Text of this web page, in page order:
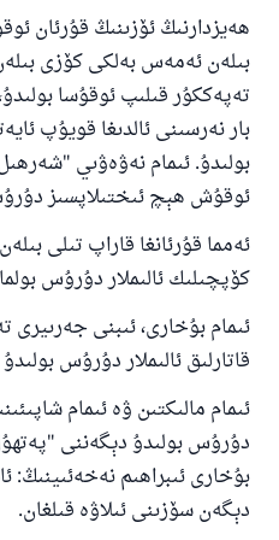
ھەيزدارنىڭ ئۆزىنىڭ قۇرئان
بىلەن ئەمەس بەلكى كۆزى
تەپەككۇر قىلىپ ئوقۇسا
بار نەرسىنى ئالدىغا قويۇپ
بولىدۇ. ئىمام نەۋەۋىي
ئوقۇش ھېچ ئىختىلاپسىز
ئەمما قۇرئانغا قاراپ تىلى
كۆپچىلىك ئالىملار دۇرۇس
ئىمام بۇخارى، ئىبنى جەرىيرى
قاتارلىق ئالىملار دۇرۇس
ئىمام مالىكتىن ۋە ئىمام
دۇرۇس بولىدۇ دېگەننى "پەتھۇل
بۇخارى ئىبراھىم نەخەئىينىڭ:
دېگەن سۆزىنى ئىلاۋە قىلغان.